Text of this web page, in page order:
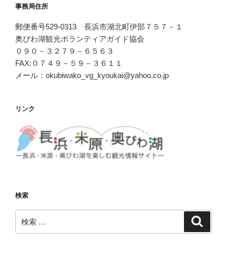
事務局住所
郵便番号529-0313 長浜市湖北町伊部７５７－１
奥びわ湖観光ボランティアガイド協会
０９０－３２７９－６５６３
FAX:０７４９－５９－３６１１
メール：okubiwako_vg_kyoukai@yahoo.co.jp
リンク
検索
索: